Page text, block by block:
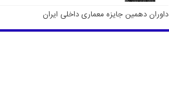
داوران دهمین جایزه معماری داخلی ایران